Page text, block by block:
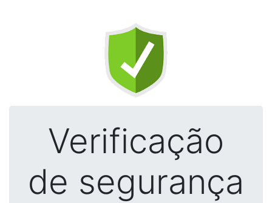
Verificação
de segurança